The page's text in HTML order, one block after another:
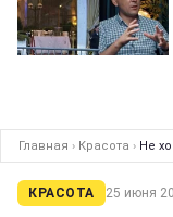
Главная › Красота › Не
КРАСОТА 25 июня